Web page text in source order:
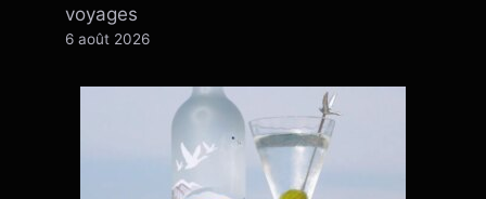
voyages
6 août 2026